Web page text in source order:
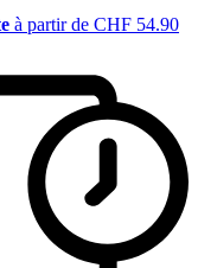
à partir de CHF 54.90